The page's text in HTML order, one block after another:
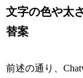
文字の色や太
替案
前述の通り、